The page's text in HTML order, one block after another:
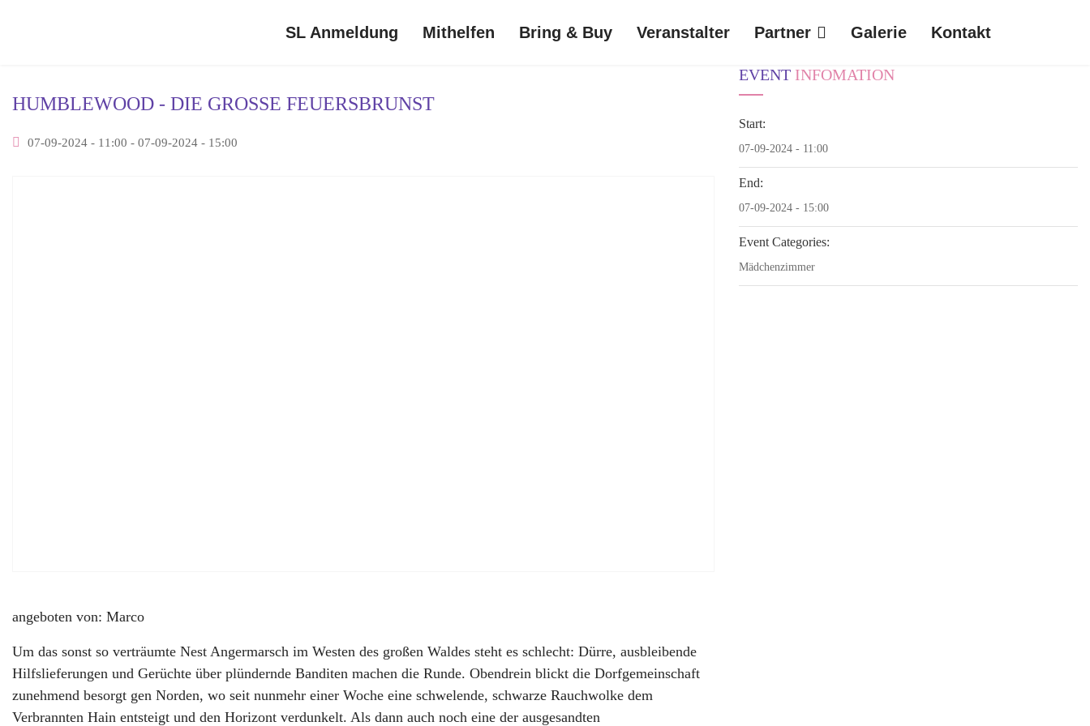
SL Anmeldung Mithelfen Bring & Buy Veranstalter Partner Galerie Kontakt
HUMBLEWOOD - DIE GROSSE FEUERSBRUNST
07-09-2024 - 11:00 - 07-09-2024 - 15:00
angeboten von: Marco
Um das sonst so verträumte Nest Angermarsch im Westen des großen Waldes steht es schlecht: Dürre, ausbleibende
Hilfslieferungen und Gerüchte über plündernde Banditen machen die Runde. Obendrein blickt die Dorfgemeinschaft
zunehmend besorgt gen Norden, wo seit nunmehr einer Woche eine schwelende, schwarze Rauchwolke dem
Verbrannten Hain entsteigt und den Horizont verdunkelt. Als dann auch noch eine der ausgesandten
EVENT INFOMATION
Start:
07-09-2024 - 11:00
End:
07-09-2024 - 15:00
Event Categories:
Mädchenzimmer